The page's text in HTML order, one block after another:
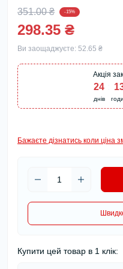
351.00 ₴ -15%
298.35 ₴
Ви заощаджуєте: 52.65 ₴
Акція
24
днів
Бажаєте дізнатись коли ціна
Купити цей товар в 1 клік: